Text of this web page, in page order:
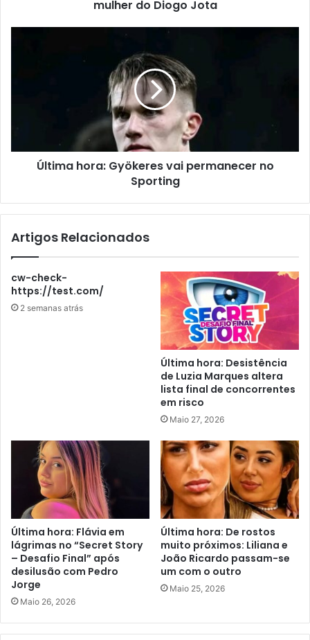
mulher do Diogo Jota
Última hora: Gyökeres vai permanecer no
Sporting
Artigos Relacionados
cw-check-
https://test.com/
2 semanas atrás
Última hora: Desistência
de Luzia Marques altera
lista final de concorrentes
em risco
Maio 27, 2026
Última hora: Flávia em
lágrimas no “Secret Story
– Desafio Final” após
desilusão com Pedro
Jorge
Maio 26, 2026
Última hora: De rostos
muito próximos: Liliana e
João Ricardo passam-se
um com o outro
Maio 25, 2026